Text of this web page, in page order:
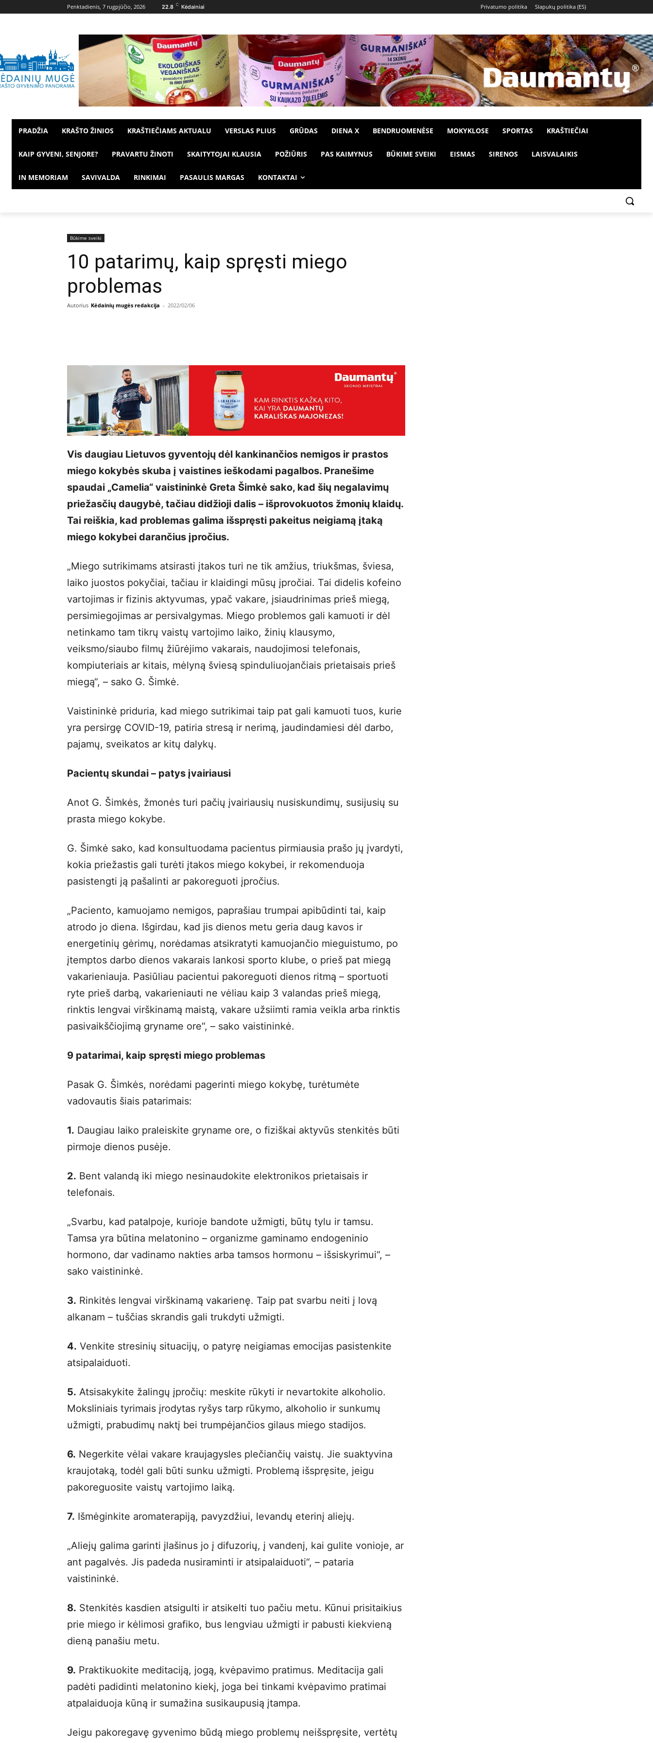
Penktadienis, 7 rugpjūčio, 2026 22.8 C Kėdainiai Privatumo politika Slapukų politika (ES)
PRADŽIA KRAŠTO ŽINIOS KRAŠTIEČIAMS AKTUALU VERSLAS PLIUS GRŪDAS DIENA X BENDRUOMENĖSE MOKYKLOSE SPORTAS KRAŠTIEČIAI
KAIP GYVENI, SENJORE? PRAVARTU ŽINOTI SKAITYTOJAI KLAUSIA POŽIŪRIS PAS KAIMYNUS BŪKIME SVEIKI EISMAS SIRENOS LAISVALAIKIS
IN MEMORIAM SAVIVALDA RINKIMAI PASAULIS MARGAS KONTAKTAI
Būkime sveiki
10 patarimų, kaip spręsti miego
problemas
Autorius Kėdainių mugės redakcija - 2022/02/06
Vis daugiau Lietuvos gyventojų dėl kankinančios nemigos ir prastos
miego kokybės skuba į vaistines ieškodami pagalbos. Pranešime
spaudai „Camelia“ vaisti­ninkė Greta Šimkė sako, kad šių negalavimų
priežasčių daugybė, tačiau didžioji dalis – išprovokuotos žmonių klaidų.
Tai reiškia, kad problemas galima išspręsti pakeitus neigiamą įtaką
miego kokybei darančius įpročius.
„Miego sutrikimams atsirasti įtakos turi ne tik amžius, triukšmas, šviesa,
laiko juostos pokyčiai, tačiau ir klaidingi mūsų įpročiai. Tai didelis kofeino
vartojimas ir fizinis aktyvumas, ypač vakare, įsiaudrinimas prieš miegą,
persimiegojimas ar persivalgymas. Miego problemos gali kamuoti ir dėl
netinkamo tam tikrų vaistų vartojimo laiko, žinių klausymo,
veiksmo/siaubo filmų žiūrėjimo vakarais, naudojimosi telefonais,
kompiuteriais ar kitais, mėlyną šviesą spinduliuojančiais prietaisais prieš
miegą“, – sako G. Šimkė.
Vaistininkė priduria, kad miego sutrikimai taip pat gali kamuoti tuos, kurie
yra persirgę COVID-19, patiria stresą ir nerimą, jaudindamiesi dėl darbo,
pajamų, sveikatos ar kitų dalykų.
Pacientų skundai – patys įvairiausi
Anot G. Šimkės, žmonės turi pačių įvairiausių nusiskundimų, susijusių su
prasta miego kokybe.
G. Šimkė sako, kad konsultuodama pacientus pirmiausia prašo jų įvardyti,
kokia priežastis gali turėti įtakos miego kokybei, ir rekomenduoja
pasistengti ją pašalinti ar pakoreguoti įpročius.
„Paciento, kamuojamo nemigos, paprašiau trumpai apibūdinti tai, kaip
atrodo jo diena. Išgirdau, kad jis dienos metu geria daug kavos ir
energetinių gėrimų, norėdamas atsikratyti kamuojančio mieguistumo, po
įtemptos darbo dienos vakarais lankosi sporto klube, o prieš pat miegą
vakarieniauja. Pasiūliau pacientui pakoreguoti dienos ritmą – sportuoti
ryte prieš darbą, vakarieniauti ne vėliau kaip 3 valandas prieš miegą,
rinktis lengvai virškinamą maistą, vakare užsiimti ramia veikla arba rinktis
pasivaikščiojimą gryname ore“, – sako vaistininkė.
9 patarimai, kaip spręsti miego problemas
Pasak G. Šimkės, norėdami pagerinti miego kokybę, turėtumėte
vadovautis šiais patarimais:
1. Daugiau laiko praleiskite gryname ore, o fiziškai aktyvūs stenkitės būti
pirmoje dienos pusėje.
2. Bent valandą iki miego nesinaudokite elektronikos prietaisais ir
telefonais.
„Svarbu, kad patalpoje, kurioje bandote užmigti, būtų tylu ir tamsu.
Tamsa yra būtina melatonino – organizme gaminamo endogeninio
hormono, dar vadinamo nakties arba tamsos hormonu – išsiskyrimui“, –
sako vaistininkė.
3. Rinkitės lengvai virškinamą vakarienę. Taip pat svarbu neiti į lovą
alkanam – tuščias skrandis gali trukdyti užmigti.
4. Venkite stresinių situacijų, o patyrę neigiamas emocijas pasistenkite
atsipalaiduoti.
5. Atsisakykite žalingų įpročių: meskite rūkyti ir nevartokite alkoholio.
Moksliniais tyrimais įrodytas ryšys tarp rūkymo, alkoholio ir sunkumų
užmigti, prabudimų naktį bei trumpėjančios gilaus miego stadijos.
6. Negerkite vėlai vakare kraujagysles plečiančių vaistų. Jie suaktyvina
kraujotaką, todėl gali būti sunku užmigti. Problemą išspręsite, jeigu
pakoreguosite vaistų vartojimo laiką.
7. Išmėginkite aromaterapiją, pavyzdžiui, levandų eterinį aliejų.
„Aliejų galima garinti įlašinus jo į difuzorių, į vandenį, kai gulite vonioje, ar
ant pagalvės. Jis padeda nusiraminti ir atsipalaiduoti“, – pataria
vaistininkė.
8. Stenkitės kasdien atsigulti ir atsikelti tuo pačiu metu. Kūnui prisitaikius
prie miego ir kėlimosi grafiko, bus lengviau užmigti ir pabusti kiekvieną
dieną panašiu metu.
9. Praktikuokite meditaciją, jogą, kvėpavimo pratimus. Meditacija gali
padėti padidinti melatonino kiekį, joga bei tinkami kvėpavimo pratimai
atpalaiduoja kūną ir sumažina susikaupusią įtampa.
Jeigu pakoregavę gyvenimo būdą miego problemų neišspręsite, vertėtų